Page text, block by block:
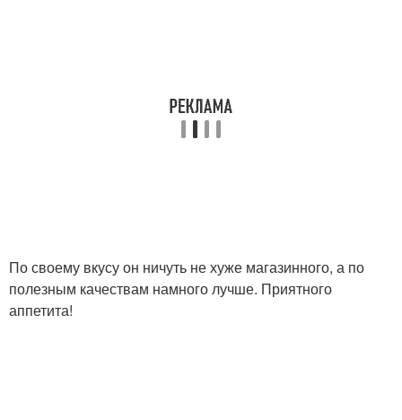
По своему вкусу он ничуть не хуже магазинного, а по
полезным качествам намного лучше. Приятного
аппетита!